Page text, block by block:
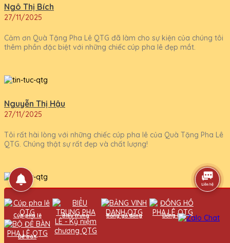
Ngô Thị Bích
27/11/2025
Cảm ơn Quà Tặng Pha Lê QTG đã làm cho sự kiện của chúng tôi
thêm phần đặc biệt với những chiếc cúp pha lê đẹp mắt.
Nguyễn Thị Hậu
27/11/2025
Tôi rất hài lòng với những chiếc cúp pha lê của Quà Tặng Pha Lê
QTG. Chúng thật sự rất đẹp và chất lượng!
Hồ Văn Đạt
27/11/2025
Tôi rất hài lòng với những chiếc cúp pha lê của Quà Tặng Pha Lê
QTG. Chúng thật sự rất đẹp và đẳng cấp!
Cúp pha lê Biểu trưng Bảng gỗ đồng Đồng hồ
Để bàn